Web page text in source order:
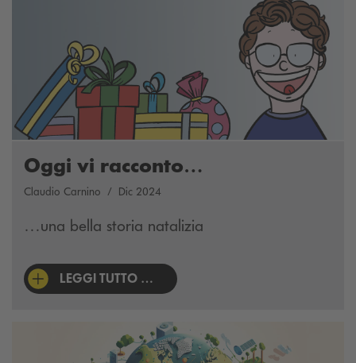
Oggi vi racconto…
Claudio Carnino Dic 2024
…una bella storia natalizia
LEGGI TUTTO …